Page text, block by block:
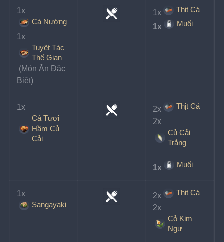
1x
Cá Nướng
1x
Tuyệt Tác
Thế Gian
(Món Ăn Đặc
Biệt)
1x
Thịt Cá
1x
Muối
1x
Cá Tươi
Hầm Củ
Cải
2x
Thịt Cá
2x
Củ Cải
Trắng
1x Muối
1x
Sangayaki
2x
Thịt Cá
2x
Cỏ Kim
Ngư